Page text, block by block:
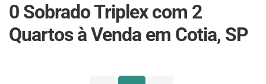
0 Sobrado Triplex com 2
Quartos à Venda em Cotia, SP